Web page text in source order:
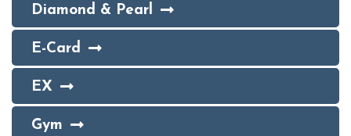
Diamond & Pearl
E-Card
EX
Gym